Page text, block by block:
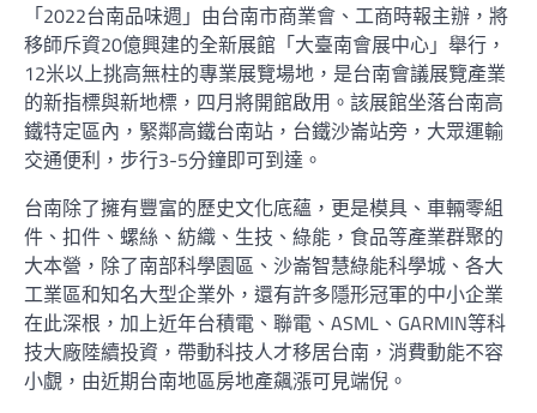
「2022台南品味週」由台南市商業會、工商時報主辦，將
移師斥資20億興建的全新展館「大臺南會展中心」舉行，
12米以上挑高無柱的專業展覽場地，是台南會議展覽產業
的新指標與新地標，四月將開館啟用。該展館坐落台南高
鐵特定區內，緊鄰高鐵台南站，台鐵沙崙站旁，大眾運輸
交通便利，步行3-5分鐘即可到達。
台南除了擁有豐富的歷史文化底蘊，更是模具、車輛零組
件、扣件、螺絲、紡織、生技、綠能，食品等產業群聚的
大本營，除了南部科學園區、沙崙智慧綠能科學城、各大
工業區和知名大型企業外，還有許多隱形冠軍的中小企業
在此深根，加上近年台積電、聯電、ASML、GARMIN等科
技大廠陸續投資，帶動科技人才移居台南，消費動能不容
小覷，由近期台南地區房地產飆漲可見端倪。